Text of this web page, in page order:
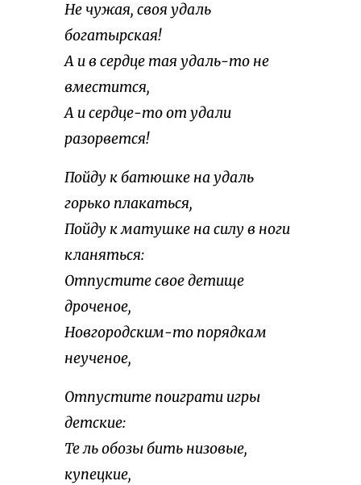
Не чужая, своя удаль
богатырская!
А и в сердце тая удаль-то не
вместится,
А и сердце-то от удали
разорвется!
Пойду к батюшке на удаль
горько плакаться,
Пойду к матушке на силу в ноги
кланяться:
Отпустите свое детище
дроченое,
Новгородским-то порядкам
неученое,
Отпустите поиграти игры
детские:
Те ль обозы бить низовые,
купецкие,